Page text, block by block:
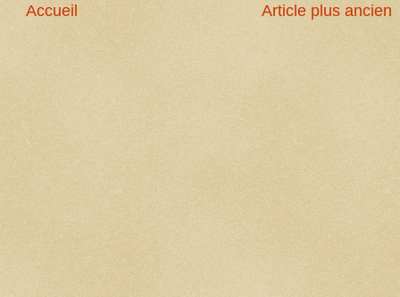
Article plus ancien
Accueil